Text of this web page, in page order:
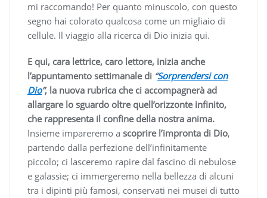
mi raccomando! Per quanto minuscolo, con questo
segno hai colorato qualcosa come un migliaio di
cellule. Il viaggio alla ricerca di Dio inizia qui.
E qui, cara lettrice, caro lettore, inizia anche
l’appuntamento settimanale di “Sorprendersi con
Dio”, la nuova rubrica che ci accompagnerà ad
allargare lo sguardo oltre quell’orizzonte infinito,
che rappresenta il confine della nostra anima.
Insieme impareremo a scoprire l’impronta di Dio,
partendo dalla perfezione dell’infinitamente
piccolo; ci lasceremo rapire dal fascino di nebulose
e galassie; ci immergeremo nella bellezza di alcuni
tra i dipinti più famosi, conservati nei musei di tutto